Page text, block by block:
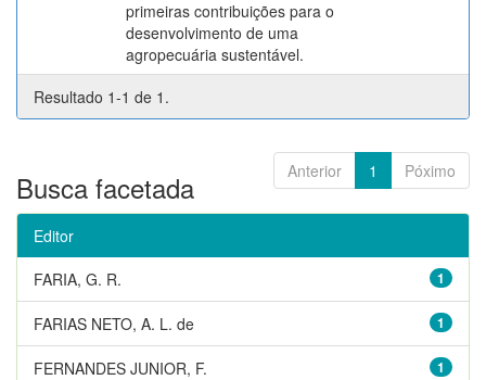
primeiras contribuições para o
desenvolvimento de uma
agropecuária sustentável.
Resultado 1-1 de 1.
Anterior 1 Póximo
Busca facetada
Editor
1
FARIA, G. R.
1
FARIAS NETO, A. L. de
1
FERNANDES JUNIOR, F.